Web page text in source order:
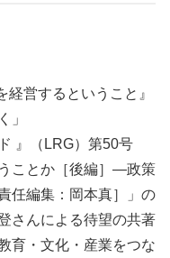
営するということ』
」
』（LRG）第50号
ことか［後編］―政策
任編集：岡本真］」の
さんによる待望の共著
育・文化・産業をつな